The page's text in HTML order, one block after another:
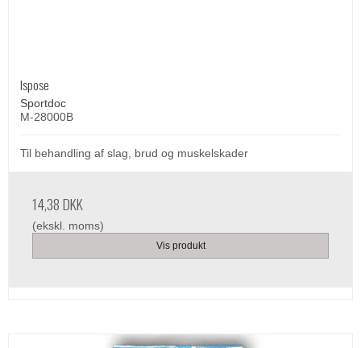
Ispose
Sportdoc
M-28000B
Til behandling af slag, brud og muskelskader
14,38 DKK
(ekskl. moms)
Vis produkt